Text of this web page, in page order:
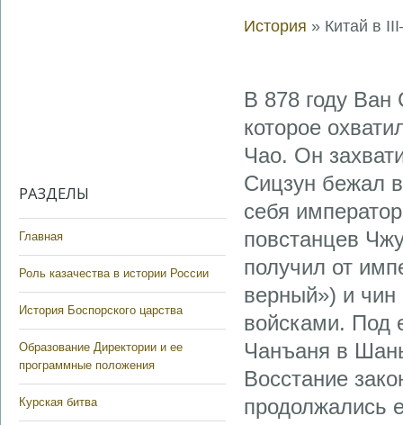
РАЗДЕЛЫ
Главная
Роль казачества в истории России
История Боспорского царства
Образование Директории и ее
программные положения
Курская битва
История » Китай в
В 878 году Ван
которое
Чао. Он
Сицзун бежал
себя
повстанцев
получил от
верный») и чин
войсками. Под
Чанъаня в
Восстание
продолжались